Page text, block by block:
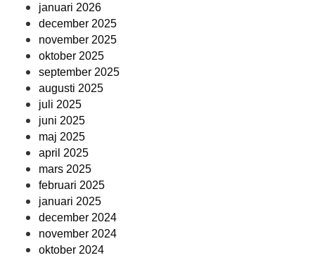
januari 2026
december 2025
november 2025
oktober 2025
september 2025
augusti 2025
juli 2025
juni 2025
maj 2025
april 2025
mars 2025
februari 2025
januari 2025
december 2024
november 2024
oktober 2024